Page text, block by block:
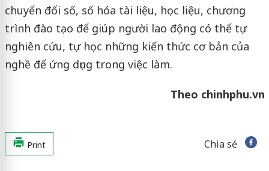
chuyển đổi số, số hóa tài liệu, học liệu, chương
trình đào tạo để giúp người lao động có thể tự
nghiên cứu, tự học những kiến thức cơ bản của
nghề để ứng dụng trong việc làm.
Theo chinhphu.vn
Print Chia sẻ